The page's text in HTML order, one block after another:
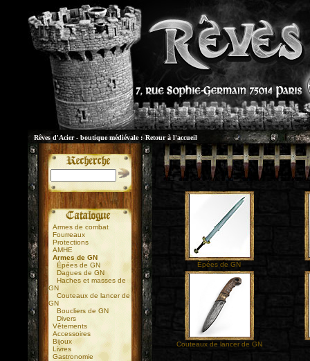
Rêves d'Acier - boutique médiévale : Retour à l'accueil
Armes de combat
Fourreaux
Protections
AMHE
Armes de GN
Épées de GN
Dagues de GN
Haches et masses de
GN
Couteaux de lancer de
GN
Boucliers de GN
Divers
Vêtements
Accessoires
Bijoux
Livres
Gastronomie
Épées de GN
Couteaux de lancer de GN